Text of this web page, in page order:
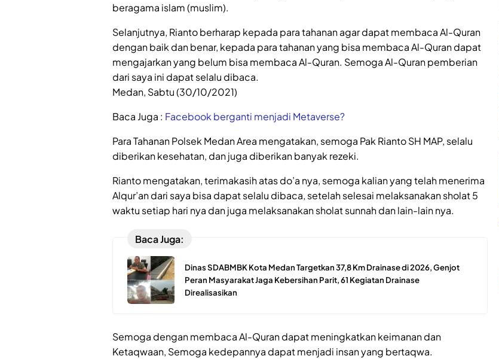
beragama islam (muslim).
Selanjutnya, Rianto berharap kepada para tahanan agar dapat membaca Al-Quran
dengan baik dan benar, kepada para tahanan yang bisa membaca Al-Quran dapat
mengajarkan yang belum bisa membaca Al-Quran. Semoga Al-Quran pemberian
dari saya ini dapat selalu dibaca.
Medan, Sabtu (30/10/2021)
Baca Juga : Facebook berganti menjadi Metaverse?
Para Tahanan Polsek Medan Area mengatakan, semoga Pak Rianto SH MAP, selalu
diberikan kesehatan, dan juga diberikan banyak rezeki.
Rianto mengatakan, terimakasih atas do’a nya, semoga kalian yang telah menerima
Alqur’an dari saya bisa dapat selalu dibaca, setelah selesai melaksanakan sholat 5
waktu setiap hari nya dan juga melaksanakan sholat sunnah dan lain-lain nya.
Baca Juga:
Dinas SDABMBK Kota Medan Targetkan 37,8 Km Drainase di 2026, Genjot
Peran Masyarakat Jaga Kebersihan Parit, 61 Kegiatan Drainase
Direalisasikan
Semoga dengan membaca Al-Quran dapat meningkatkan keimanan dan
Ketaqwaan, Semoga kedepannya dapat menjadi insan yang bertaqwa.